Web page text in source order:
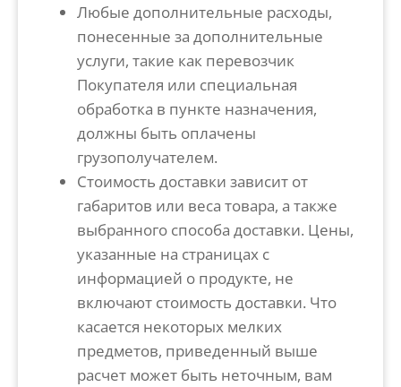
Любые дополнительные расходы,
понесенные за дополнительные
услуги, такие как перевозчик
Покупателя или специальная
обработка в пункте назначения,
должны быть оплачены
грузополучателем.
Стоимость доставки зависит от
габаритов или веса товара, а также
выбранного способа доставки. Цены,
указанные на страницах с
информацией о продукте, не
включают стоимость доставки. Что
касается некоторых мелких
предметов, приведенный выше
расчет может быть неточным, вам